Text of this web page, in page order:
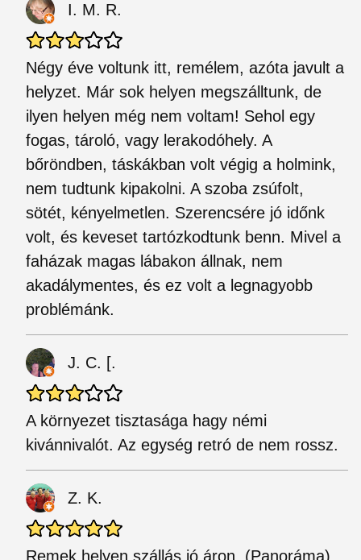
I. M. R.
Négy éve voltunk itt, remélem, azóta javult a
helyzet. Már sok helyen megszálltunk, de
ilyen helyen még nem voltam! Sehol egy
fogas, tároló, vagy lerakodóhely. A
bőröndben, táskákban volt végig a holmink,
nem tudtunk kipakolni. A szoba zsúfolt,
sötét, kényelmetlen. Szerencsére jó időnk
volt, és keveset tartózkodtunk benn. Mivel a
faházak magas lábakon állnak, nem
akadálymentes, és ez volt a legnagyobb
problémánk.
J. C. [.
A környezet tisztasága hagy némi
kivánnivalót. Az egység retró de nem rossz.
Z. K.
Remek helyen szállás jó áron. (Panoráma)